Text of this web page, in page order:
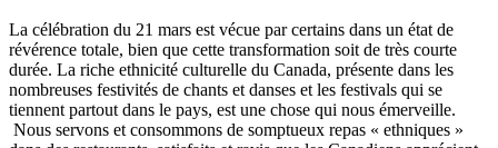
La célébration du 21 mars est vécue parcertains dans un état de
révérence totale, bien que cette transformation soit de très courte
durée. La riche ethnicité culturelle du Canada, présente dans les
nombreuses festivités de chants et danses et les festivals qui se
tiennent partout dans le pays, est une chose qui nous émerveille.
Nous servons et consommons de somptueux repas « ethniques »